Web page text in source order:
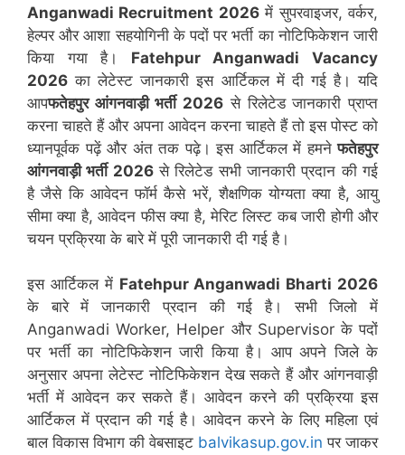
Anganwadi Recruitment 2026में सुपरवाइजर, वर्कर,
हेल्पर और आशा सहयोगिनी के पदों पर भर्ती का नोटिफिकेशन जारी
किया गया है। Fatehpur Anganwadi Vacancy
2026 का लेटेस्ट जानकारी इस आर्टिकल में दी गई है। यदि
आपफतेहपुर आंगनवाड़ी भर्ती 2026 से रिलेटेड जानकारी प्राप्त
करना चाहते हैं और अपना आवेदन करना चाहते हैं तो इस पोस्ट को
ध्यानपूर्वक पढ़ें और अंत तक पढ़े। इस आर्टिकल में हमनेफतेहपुर
आंगनवाड़ी भर्ती 2026से रिलेटेड सभी जानकारी प्रदान की गई
है जैसे कि आवेदन फॉर्म कैसे भरें, शैक्षणिक योग्यता क्या है, आयु
सीमा क्या है, आवेदन फीस क्या है, मेरिट लिस्ट कब जारी होगी और
चयन प्रक्रिया के बारे में पूरी जानकारी दी गई है।
इस आर्टिकल में FatehpurAnganwadi Bharti 2026
के बारे में जानकारी प्रदान की गई है। सभी जिलो में
Anganwadi Worker, Helper और Supervisor के पदों
पर भर्ती का नोटिफिकेशन जारी किया है। आप अपने जिले के
अनुसार अपना लेटेस्ट नोटिफिकेशन देख सकते हैं और आंगनवाड़ी
भर्ती में आवेदन कर सकते हैं। आवेदन करने की प्रक्रिया इस
आर्टिकल में प्रदान की गई है। आवेदन करने के लिए महिला एवं
बाल विकास विभाग की वेबसाइट balvikasup.gov.in पर जाकर